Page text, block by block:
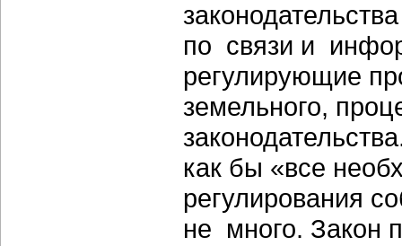
по связи и
регулирующие
земельного,
как бы «все
регулирования
не много. Закон